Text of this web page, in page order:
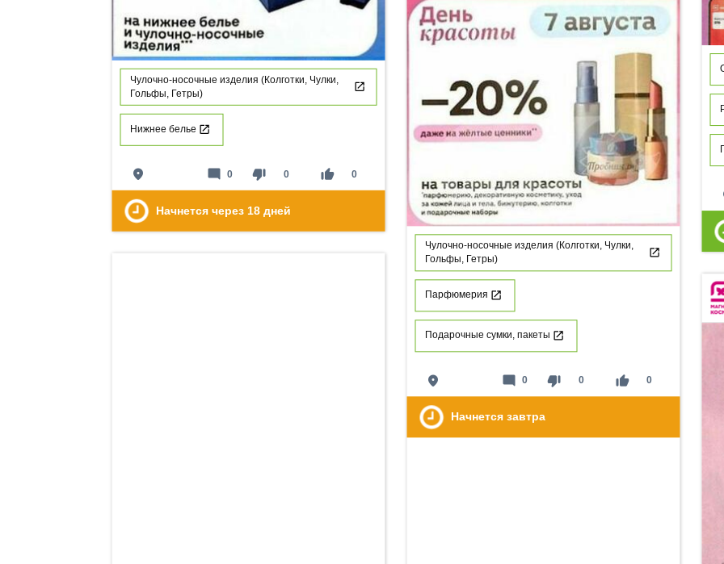
Чулочно-носочные изделия (Колготки, Чулки,
Гольфы, Гетры)
Нижнее белье
place thumb_down 0 thumb_up 0
mode_comment 0
Начнется через 18 дней
Чулочно-носочные изделия (Колготки, Чулки,
Гольфы, Гетры)
Парфюмерия
Подарочные сумки, пакеты
place thumb_down 0 thumb_up 0
mode_comment 0
Начнется завтра